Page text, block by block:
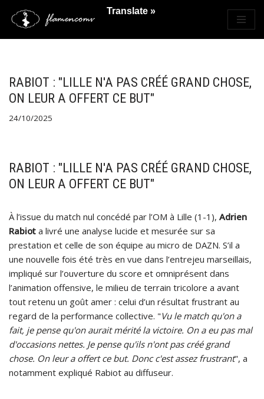
Saltar
RABIOT : "LILLE N'A PAS CRÉÉ GRAND CHOSE,
ON LEUR A OFFERT CE BUT"
24/10/2025
RABIOT : "LILLE N'A PAS CRÉÉ GRAND CHOSE,
ON LEUR A OFFERT CE BUT"
À l’issue du match nul concédé par l’OM à Lille (1-1), Adrien
Rabiot a livré une analyse lucide et mesurée sur sa
prestation et celle de son équipe au micro de DAZN. S’il a
une nouvelle fois été très en vue dans l’entrejeu marseillais,
impliqué sur l’ouverture du score et omniprésent dans
l’animation offensive, le milieu de terrain tricolore a avant
tout retenu un goût amer : celui d’un résultat frustrant au
regard de la performance collective. "Vu le match qu'on a
fait, je pense qu'on aurait mérité la victoire. On a eu pas mal
d'occasions nettes. Je pense qu'ils n'ont pas créé grand
chose. On leur a offert ce but. Donc c'est assez frustrant", a
notamment expliqué Rabiot au diffuseur.
Translate »